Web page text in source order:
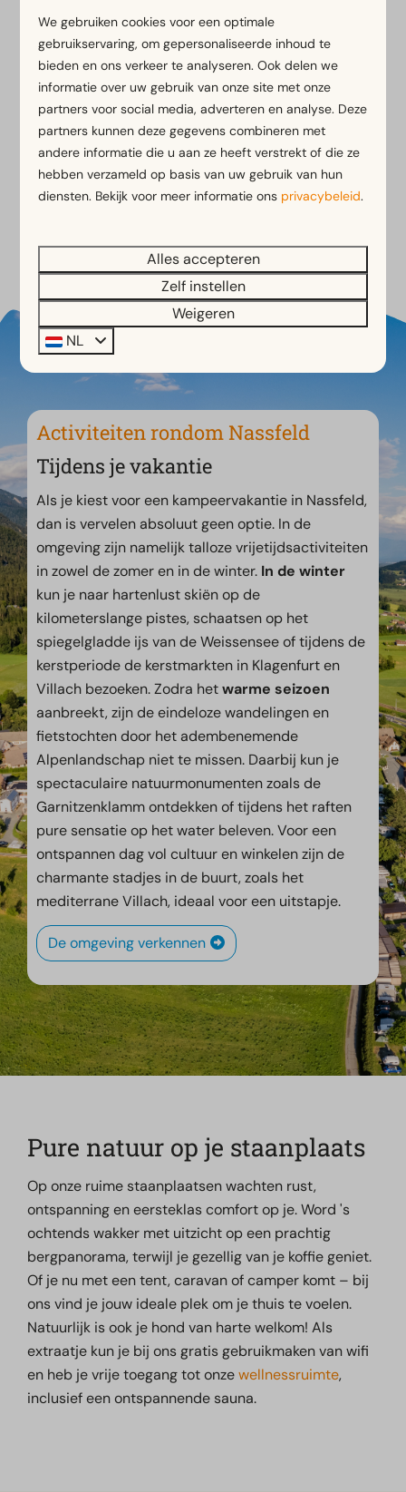
6
2
Kampeerplaats met uitzicht op
de Alpen
Stroomaansluiting nabij
Bekijken
Meer resultaten (4)
Activiteiten rondom Nassfeld
Tijdens je vakantie
Als je kiest voor een kampeervakantie in Nassfeld,
dan is vervelen absoluut geen optie. In de
omgeving zijn namelijk talloze vrijetijdsactiviteiten
in zowel de zomer en in de winter. In de winter
kun je naar hartenlust skiën op de
kilometerslange pistes, schaatsen op het
spiegelgladde ijs van de Weissensee of tijdens de
kerstperiode de kerstmarkten in Klagenfurt en
Villach bezoeken. Zodra hetwarme seizoen
aanbreekt, zijn de eindeloze wandelingen en
fietstochten door het adembenemende
Alpenlandschap niet te missen. Daarbij kun je
spectaculaire natuurmonumenten zoals de
Garnitzenklamm ontdekken of tijdens het raften
pure sensatie op het water beleven. Voor een
ontspannen dag vol cultuur en winkelen zijn de
charmante stadjes in de buurt, zoals het
mediterrane Villach, ideaal voor een uitstapje.
De omgeving verkennen
Pure natuur op je staanplaats
Op onze ruime staanplaatsen wachten rust,
ontspanning en eersteklas comfort op je. Word 's
ochtends wakker met uitzicht op een prachtig
bergpanorama, terwijl je gezellig van je koffie geniet.
Of je nu met een tent, caravan of camper komt – bij
ons vind je jouw ideale plek om je thuis te voelen.
Natuurlijk is ook je hond van harte welkom! Als
extraatje kun je bij ons gratis gebruikmaken van wifi
en heb je vrije toegang tot onzewellnessruimte,
inclusief een ontspannende sauna.
We gebruiken cookies voor een optimale
gebruikservaring, om gepersonaliseerde inhoud te
bieden en ons verkeer te analyseren. Ook delen we
informatie over uw gebruik van onze site met onze
partners voor social media, adverteren en analyse. Deze
partners kunnen deze gegevens combineren met
andere informatie die u aan ze heeft verstrekt of die ze
hebben verzameld op basis van uw gebruik van hun
diensten. Bekijk voor meer informatie ons privacybeleid.
Alles accepteren
Zelf instellen
Weigeren
NL